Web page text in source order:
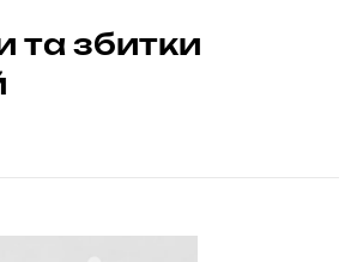
та збитки